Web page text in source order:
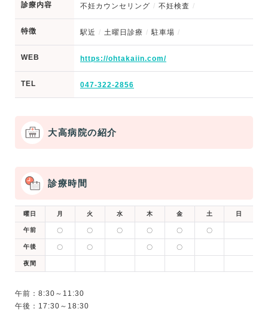
診療内容 不妊カウンセリング 不妊検査
特徴 駅近 土曜日診療 駐車場
WEB https://ohtakaiin.com/
TEL 047-322-2856
大高病院の紹介
診療時間
曜日 月 火 水 木 金 土 日
午前 〇 〇 〇 〇 〇 〇
午後 〇 〇 〇 〇
夜間
午前：8:30～11:30